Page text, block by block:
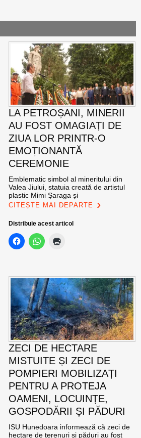
LA PETROȘANI, MINERII
AU FOST OMAGIAȚI DE
ZIUA LOR PRINTR-O
EMOȚIONANTĂ
CEREMONIE
Emblematic simbol al mineritului din
Valea Jiului, statuia creată de artistul
plastic Mimi Șaraga și
CITEȘTE MAI DEPARTE
Distribuie acest articol
ZECI DE HECTARE
MISTUITE ȘI ZECI DE
POMPIERI MOBILIZAȚI
PENTRU A PROTEJA
OAMENI, LOCUINȚE,
GOSPODĂRII ȘI PĂDURI
ISU Hunedoara informează că zeci de
hectare de terenuri și păduri au fost